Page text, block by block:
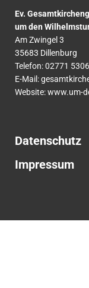
Ev.
um den
Am Zwingel 3
35683 Dillenburg
Telefon:02771 5306
E-Mail:
Website: www.um-
Datenschutz
Impressum